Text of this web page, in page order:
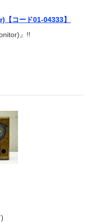
コード01-04333】
』!!